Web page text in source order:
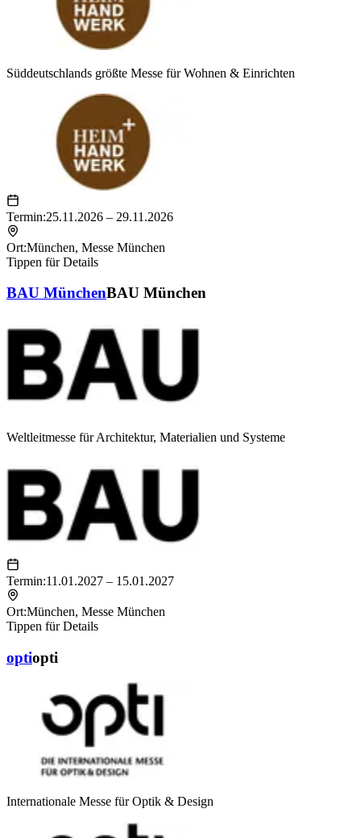
Süddeutschlands größte Messe für Wohnen & Einrichten
Termin:25.11.2026 – 29.11.2026
Ort:München, Messe München
Tippen für Details
BAU MünchenBAU München
Weltleitmesse für Architektur, Materialien und Systeme
Termin:11.01.2027 – 15.01.2027
Ort:München, Messe München
Tippen für Details
optiopti
Internationale Messe für Optik & Design